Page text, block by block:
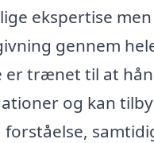
ekspertise men
gennem
er trænet til at
og kan
forståelse,